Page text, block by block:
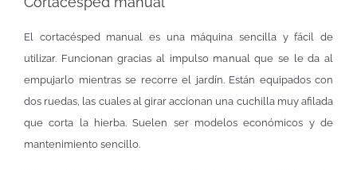
El cortacésped manual es una máquina sencilla y fácil de
utilizar. Funcionan gracias al impulso manual que se le da al
empujarlo mientras se recorre el jardín. Están equipados con
dos ruedas, las cuales al girar accionan una cuchilla muy afilada
que corta la hierba. Suelen ser modelos económicos y de
mantenimiento sencillo.